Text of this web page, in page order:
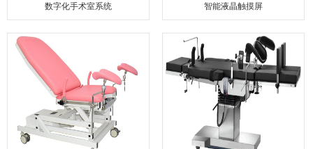
数字化手术室系统 智能液晶触摸屏